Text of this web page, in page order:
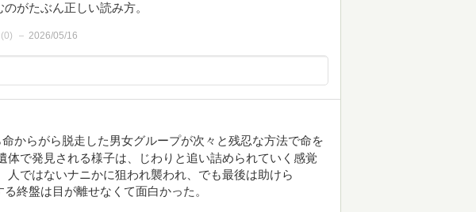
がたぶん正しい読み方。
0) 2026/05/16
からがら脱走した男女グループが次々と残忍な方法で命を
体で発見される様子は、じわりと追い詰められていく感覚
人ではないナニかに狙われ襲われ、でも最後は助けら
終盤は目が離せなくて面白かった。